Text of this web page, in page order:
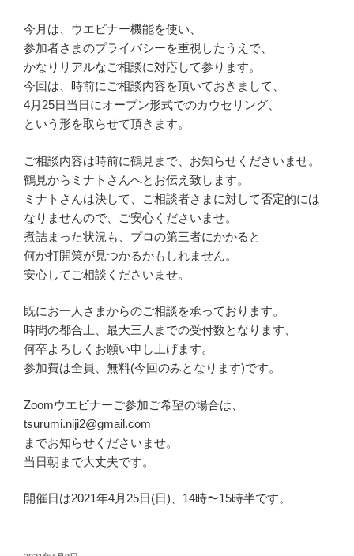
今月は、ウエビナー機能を使い、
参加者さまのプライバシーを重視したうえで、
かなりリアルなご相談に対応して参ります。
今回は、時前にご相談内容を頂いておきまして、
4月25日当日にオープン形式でのカウセリング、
という形を取らせて頂きます。
ご相談内容は時前に鶴見まで、お知らせくださいませ。
鶴見からミナトさんへとお伝え致します。
ミナトさんは決して、ご相談者さまに対して否定的には
なりませんので、ご安心くださいませ。
煮詰まった状況も、プロの第三者にかかると
何か打開策が見つかるかもしれません。
安心してご相談くださいませ。
既にお一人さまからのご相談を承っております。
時間の都合上、最大三人までの受付数となります、
何卒よろしくお願い申し上げます。
参加費は全員、無料(今回のみとなります)です。
Zoomウエビナーご参加ご希望の場合は、
tsurumi.niji2@gmail.com
までお知らせくださいませ。
当日朝まで大丈夫です。
開催日は2021年4月25日(日)、14時〜15時半です。